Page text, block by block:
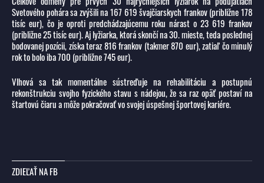
Svetového pohára sa zvýšili na 167 619 švajčiarskych frankov (približne 178
tisíc eur), čo je oproti predchádzajúcemu roku nárast o 23 619 frankov
(približne 25 tisíc eur). Aj lyžiarka, ktorá skončí na 30. mieste, teda poslednej
bodovanej pozícii, získa teraz 816 frankov (takmer 870 eur), zatiaľ čo minulý
rok to bolo iba 700 (približne 745 eur).
Vlhová sa tak momentálne sústreďuje na rehabilitáciu a postupnú
rekonštrukciu svojho fyzického stavu s nádejou, že sa raz opäť postaví na
štartovú čiaru a môže pokračovať vo svojej úspešnej športovej kariére.
ZDIEĽAŤ NA FB